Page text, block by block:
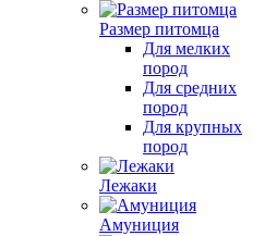
Размер питомца
Для мелких
пород
Для средних
пород
Для крупных
пород
Лежаки
Амуниция